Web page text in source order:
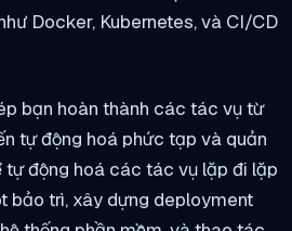
Docker, Kubernetes, và CI/CD
bạn hoàn thành các tác vụ từ
tự động hoá phức tạp và quản
tự động hoá các tác vụ lặp đi lặp
bảo trì, xây dựng deployment